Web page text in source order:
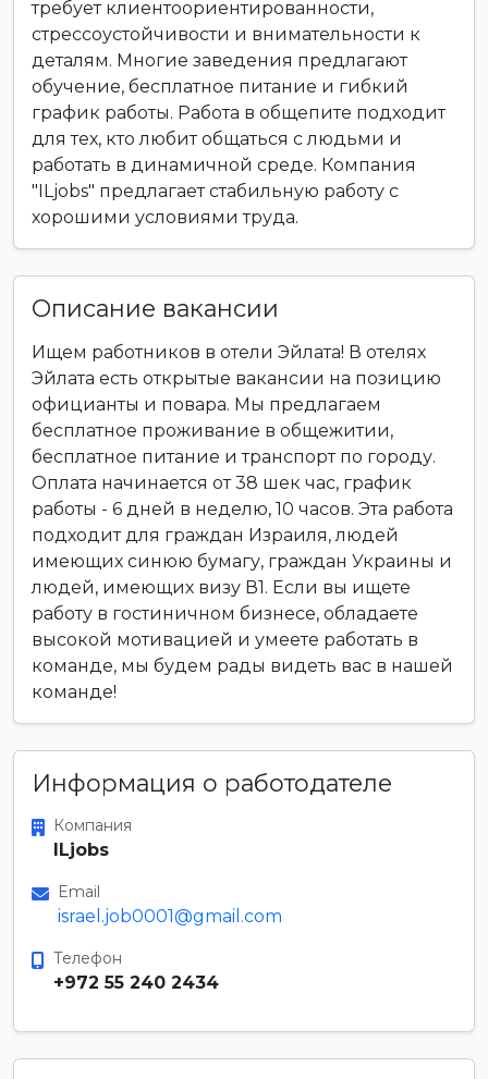
требует клиентоориентированности,
стрессоустойчивости и внимательности к
деталям. Многие заведения предлагают
обучение, бесплатное питание и гибкий
график работы. Работа в общепите подходит
для тех, кто любит общаться с людьми и
работать в динамичной среде. Компания
"ILjobs" предлагает стабильную работу с
хорошими условиями труда.
Описание вакансии
Ищем работников в отели Эйлата! В отелях
Эйлата есть открытые вакансии на позицию
официанты и повара. Мы предлагаем
бесплатное проживание в общежитии,
бесплатное питание и транспорт по городу.
Оплата начинается от 38 шек час, график
работы - 6 дней в неделю, 10 часов. Эта работа
подходит для граждан Израиля, людей
имеющих синюю бумагу, граждан Украины и
людей, имеющих визу В1. Если вы ищете
работу в гостиничном бизнесе, обладаете
высокой мотивацией и умеете работать в
команде, мы будем рады видеть вас в нашей
команде!
Информация о работодателе
Компания
ILjobs
Email
israel.job0001@gmail.com
Телефон
+972 55 240 2434